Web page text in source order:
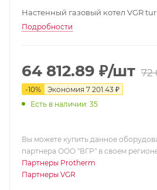
Настенный газовый котел VGR
Подробности
64 812.89 ₽/шт 72
-10% Экономия 7 201.43 ₽
Есть в наличии: 35
Вы можете купить данное
партнера ООО "ВГР" в своем
Партнеры Protherm
Партнеры VGR